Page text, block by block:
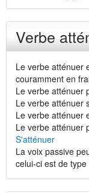
Verbe
Le verbe atténuer
couramment en
Le verbe atténuer
Le verbe atténuer
Le verbe atténuer
Le verbe atténuer
S'atténuer
La voix passive
celui-ci est de